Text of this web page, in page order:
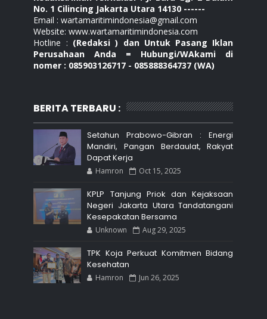
No. 1 Cilincing Jakarta Utara 14130 ------
Email : wartamaritimindonesia@gmail.com
Website: www.wartamaritimindonesia.com
Hotline : (Redaksi ) dan Untuk Pasang Iklan
Perusahaan Anda = Hubungi/WAkami di
nomer : 085903126717 - 085888364737 (WA)
BERITA TERBARU :
Setahun Prabowo-Gibran : Energi
Mandiri, Pangan Berdaulat, Rakyat
Dapat Kerja
Hamron Oct 15, 2025
KPLP Tanjung Priok dan Kejaksaan
Negeri Jakarta Utara Tandatangani
Kesepakatan Bersama
Unknown Aug 29, 2025
TPK Koja Perkuat Komitmen Bidang
Kesehatan
Hamron Jun 26, 2025